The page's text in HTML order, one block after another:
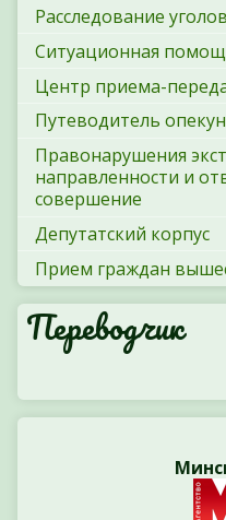
Расследование
Ситуационная
Центр приема-
Путеводитель
Правонарушения
направленности и
совершение
Депутатский корпус
Прием граждан
Переводчик